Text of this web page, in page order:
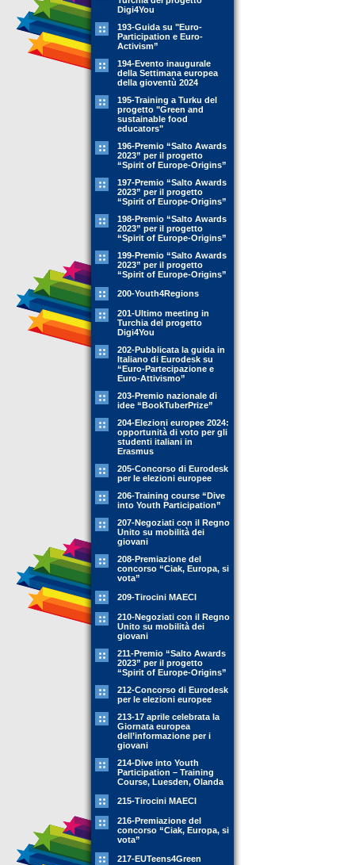
Digi4You
193-Guida su "Euro-
Participation e Euro-
Activism”
194-Evento inaugurale
della Settimana europea
della gioventù 2024
195-Training a Turku del
progetto "Green and
sustainable food
educators"
196-Premio “Salto Awards
2023” per il progetto
“Spirit of Europe-Origins”
197-Premio “Salto Awards
2023” per il progetto
“Spirit of Europe-Origins”
198-Premio “Salto Awards
2023” per il progetto
“Spirit of Europe-Origins”
199-Premio “Salto Awards
2023” per il progetto
“Spirit of Europe-Origins”
200-Youth4Regions
201-Ultimo meeting in
Turchia del progetto
Digi4You
202-Pubblicata la guida in
Italiano di Eurodesk su
“Euro-Partecipazione e
Euro-Attivismo”
203-Premio nazionale di
idee “BookTuberPrize”
204-Elezioni europee 2024:
opportunità di voto per gli
studenti italiani in
Erasmus
205-Concorso di Eurodesk
per le elezioni europee
206-Training course “Dive
into Youth Participation”
207-Negoziati con il Regno
Unito su mobilità dei
giovani
208-Premiazione del
concorso “Ciak, Europa, si
vota”
209-Tirocini MAECI
210-Negoziati con il Regno
Unito su mobilità dei
giovani
211-Premio “Salto Awards
2023” per il progetto
“Spirit of Europe-Origins”
212-Concorso di Eurodesk
per le elezioni europee
213-17 aprile celebrata la
Giornata europea
dell’informazione per i
giovani
214-Dive into Youth
Participation – Training
Course, Luesden, Olanda
215-Tirocini MAECI
216-Premiazione del
concorso “Ciak, Europa, si
vota”
217-EUTeens4Green